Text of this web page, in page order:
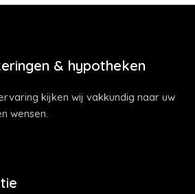
& hypotheken
kijken wij vakkundig naar uw
wensen.